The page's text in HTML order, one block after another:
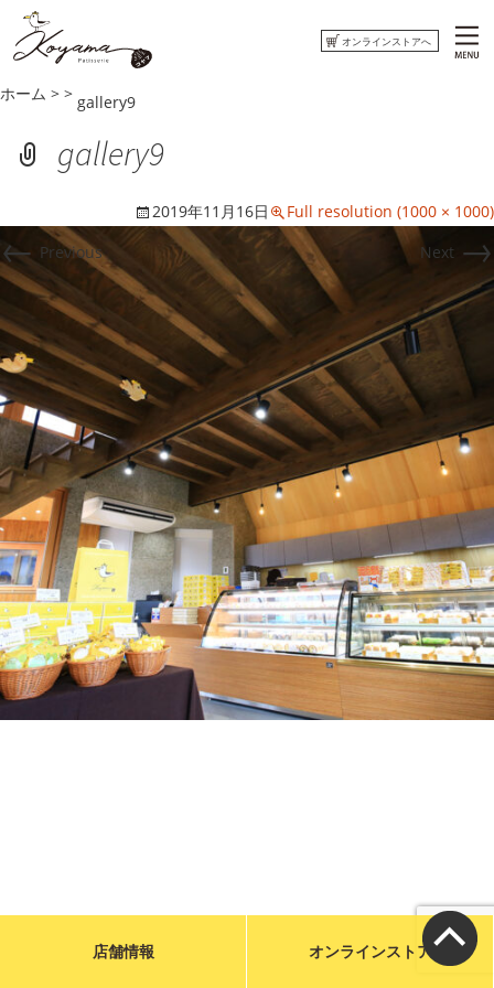
ホーム > > gallery9
gallery9
2019年11月16日 Full resolution (1000 × 1000)
← Previous Next →
オンラインストアへ
ホーム
コヤマ菓子店について
ウミネコまがじん
はまぐりもなかくっきー
オンラインストアへ
メールで問い合わせる
お店に電話をかける
営業時間／9:00〜19:00
カフェ／14席 駐車場／6台
宮城県気仙沼市魚市場前1-31
店舗情報 オンラインストア